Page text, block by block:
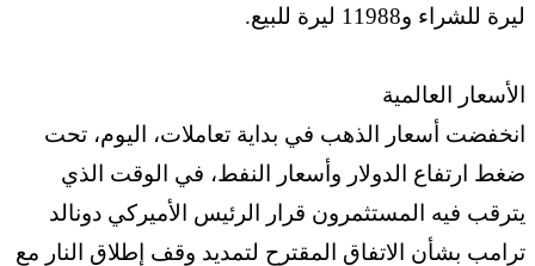
ليرة للشراء و11988 ليرة للبيع.
الأسعار العالمية
انخفضت أسعار الذهب في بداية تعاملات، اليوم، تحت
ضغط ارتفاع الدولار وأسعار النفط، في الوقت الذي
يترقب فيه المستثمرون قرار الرئيس الأميركي دونالد
ترامب بشأن الاتفاق المقترح لتمديد وقف إطلاق النار مع